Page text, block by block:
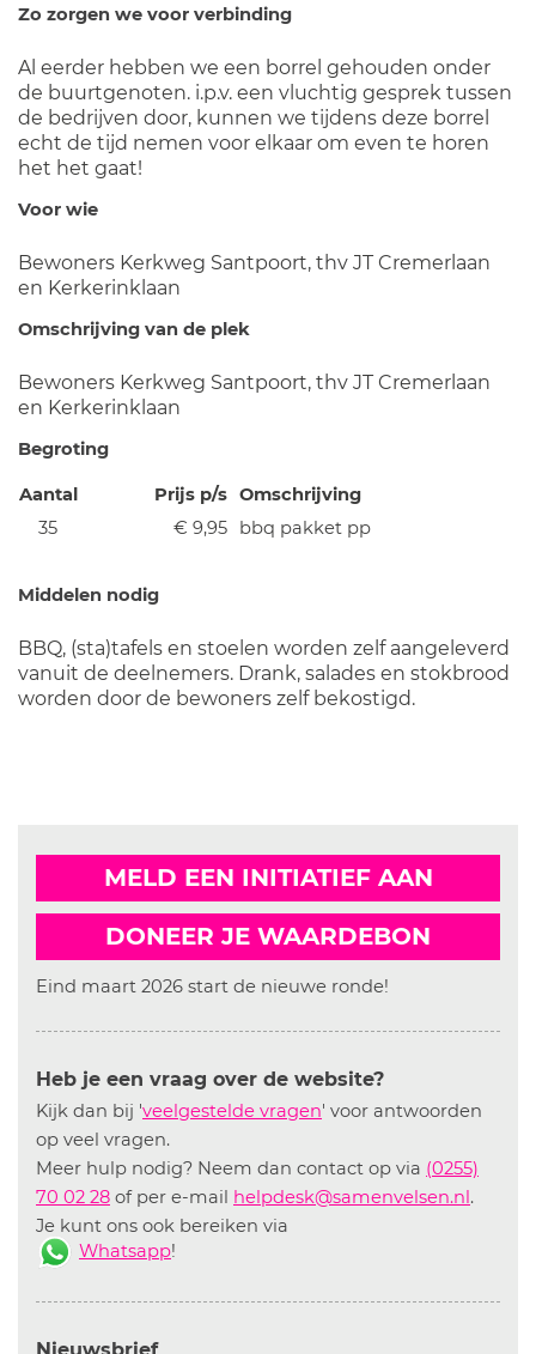
Zo zorgen we voor verbinding
Al eerder hebben we een borrel gehouden onder
de buurtgenoten. i.p.v. een vluchtig gesprek tussen
de bedrijven door, kunnen we tijdens deze borrel
echt de tijd nemen voor elkaar om even te horen
het het gaat!
Voor wie
Bewoners Kerkweg Santpoort, thv JT Cremerlaan
en Kerkerinklaan
Omschrijving van de plek
Bewoners Kerkweg Santpoort, thv JT Cremerlaan
en Kerkerinklaan
Begroting
Aantal Prijs p/s Omschrijving
35
€ 9,95 bbq pakket pp
Middelen nodig
BBQ, (sta)tafels en stoelen worden zelf aangeleverd
vanuit de deelnemers. Drank, salades en stokbrood
worden door de bewoners zelf bekostigd.
MELD EEN INITIATIEF AAN
DONEER JE WAARDEBON
Eind maart 2026 start de nieuwe ronde!
Heb je een vraag over de website?
Kijk dan bij 'veelgestelde vragen' voor antwoorden
op veel vragen.
Meer hulp nodig? Neem dan contact op via (0255)
70 02 28 of per e-mail helpdesk@samenvelsen.nl.
Je kunt ons ook bereiken via
Whatsapp!